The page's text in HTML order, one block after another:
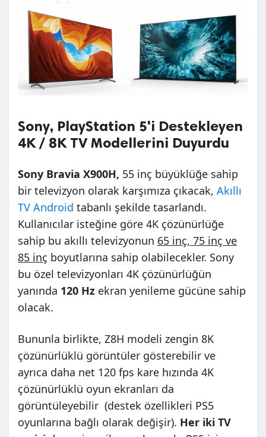
Sony, PlayStation 5'i Destekleyen
4K / 8K TV Modellerini Duyurdu
Sony Bravia X900H, 55 inç büyüklüğe sahip
bir televizyon olarak karşımıza çıkacak, Akıllı
TV Android tabanlı şekilde tasarlandı.
Kullanıcılar isteğine göre 4K çözünürlüğe
sahip bu akıllı televizyonun 65 inç, 75 inç ve
85 inç boyutlarına sahip olabilecekler. Sony
bu özel televizyonları 4K çözünürlüğün
yanında 120 Hz ekran yenileme gücüne sahip
olacak.
Bununla birlikte, Z8H modeli zengin 8K
çözünürlüklü görüntüler gösterebilir ve
ayrıca daha net 120 fps kare hızında 4K
çözünürlüklü oyun ekranları da
görüntüleyebilir (destek özellikleri PS5
oyunlarına bağlı olarak değişir). Her iki TV